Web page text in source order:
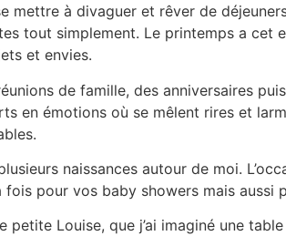
mettre à divaguer et rêver de
tout simplement. Le printemps a cet
et envies.
de famille, des anniversaires
en émotions où se mêlent rires et
naissances autour de moi.
fois pour vos baby showers mais aussi
petite Louise, que j’ai imaginé une